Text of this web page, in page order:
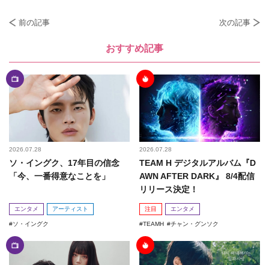
前の記事 次の記事
おすすめ記事
2026.07.28
ソ・イングク、17年目の信念
「今、一番得意なことを」
エンタメ アーティスト
ソ・イングク
2026.07.28
TEAM H デジタルアルバム『D
AWN AFTER DARK』 8/4配信
リリース決定！
注目 エンタメ
TEAMH チャン・グンソク